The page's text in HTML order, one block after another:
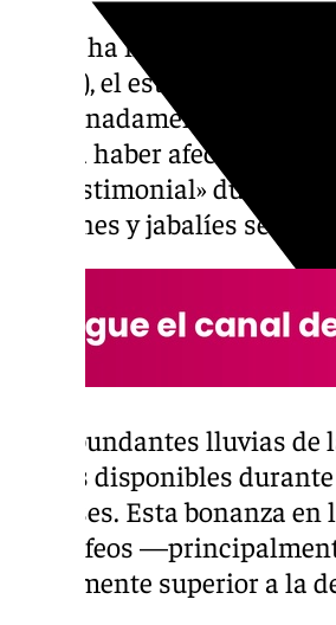
Según ha informado la
(Asaja), el estado sanitario
Afortunadamente, la
podría haber afectado al
que testimonial» durante
muflones y jabalíes se
Las abundantes lluvias
pastos disponibles
las reses. Esta bonanza
los trofeos
ligeramente superior a la